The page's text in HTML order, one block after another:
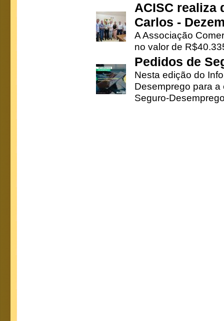
ACISC realiza
Carlos -
A Associação
no valor de
Pedidos de
Nesta edição do
Desemprego para
Seguro-